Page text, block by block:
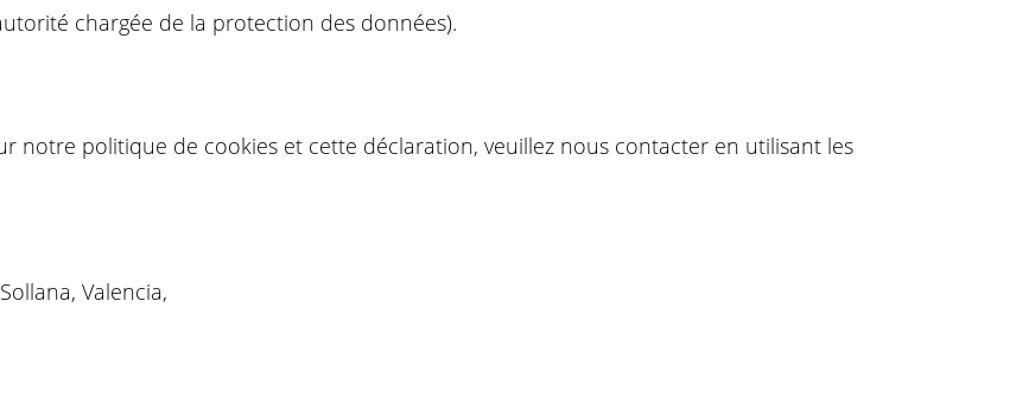
chargée de la protection des données).
notre politique de cookies et cette déclaration, veuillez nous contacter en utilisant les
Valencia,